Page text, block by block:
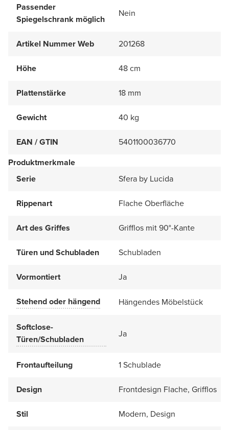
Passender
Spiegelschrank möglich
Nein
Artikel Nummer Web 201268
Höhe 48 cm
Plattenstärke 18 mm
Gewicht 40 kg
EAN / GTIN
5401100036770
Produktmerkmale
Serie
Sfera by Lucida
Rippenart Flache Oberfläche
Art des Griffes Grifflos mit 90°-Kante
Türen und Schubladen Schubladen
Vormontiert Ja
Stehend oder hängend Hängendes Möbelstück
Softclose-
Türen/Schubladen
Ja
Frontaufteilung 1 Schublade
Design Frontdesign Flache, Grifflos
Stil Modern, Design